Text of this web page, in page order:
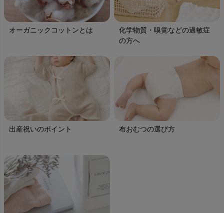
オーガニックコットンとは
化学物質・嗅覚などの過敏症
の方へ
出産祝いのポイント 布おむつの選び方